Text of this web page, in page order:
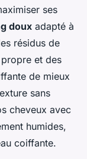
ses
doux adapté à
résidus de
et des
de mieux
sans
cheveux avec
humides,
coiffante.